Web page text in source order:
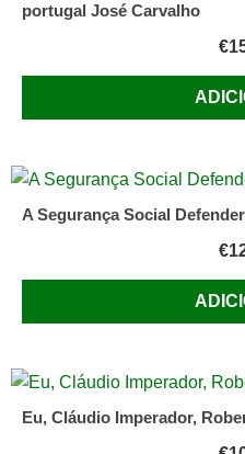
portugal José Carvalho
€
A Segurança Social
€
Eu, Cláudio Imperador,